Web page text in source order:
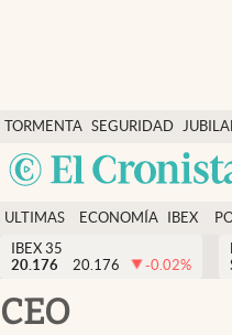
TORMENTA SEGURIDAD
SOCIAL
Economía y finanzas
Política
Actualidad
Criptomonedas
ULTIMAS
NOTICIAS
ECONOMÍA
FINANZAS
IBEX
EURO
IBEX 35
20.176
20.176 -0.02%
CEO